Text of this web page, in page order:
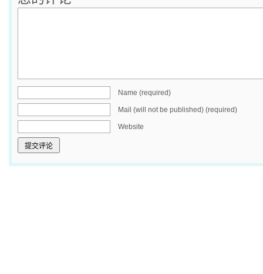
Name (required)
Mail (will not be published) (required)
Website